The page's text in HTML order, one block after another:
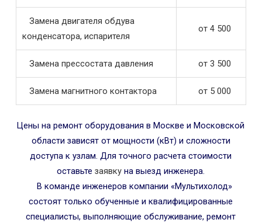
Замена двигателя обдува
конденсатора, испарителя
от 4 500
Замена прессостата давления от 3 500
Замена магнитного контактора от 5 000
Цены на ремонт оборудования в Москве и Московской
области зависят от мощности (кВт) и сложности
доступа к узлам. Для точного расчета стоимости
оставьтезаявку на выезд инженера.
В команде инженеров компании «Мультихолод»
состоят только обученные и квалифицированные
специалисты, выполняющие обслуживание, ремонт